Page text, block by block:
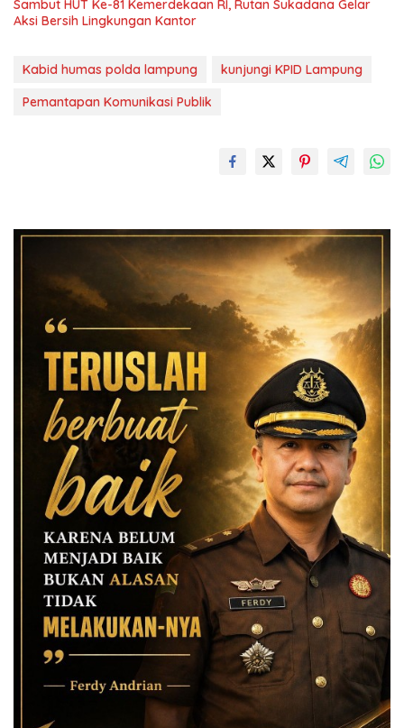
Sambut HUT Ke-81 Kemerdekaan RI, Rutan Sukadana Gelar
Aksi Bersih Lingkungan Kantor
Kabid humas polda lampung
kunjungi KPID Lampung
Pemantapan Komunikasi Publik